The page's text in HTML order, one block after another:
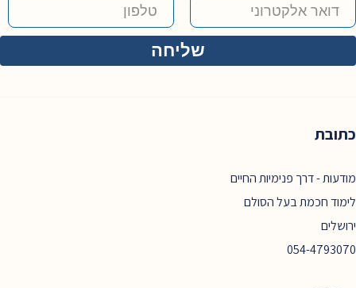
כתובת
מודעות - דרך פנימיות החיים
לימוד חכמת בעל הסולם
ירושלים
054-4793070